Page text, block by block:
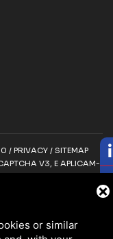
/ PRIVACY/ SITEMAP
V3, E APLICAM-
or similar